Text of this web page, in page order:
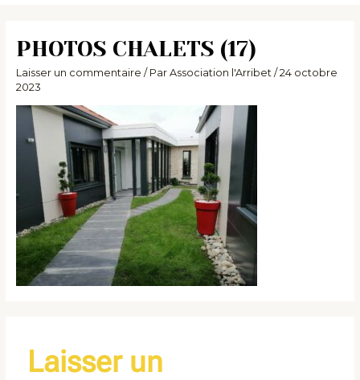
PHOTOS CHALETS (17)
Laisser un commentaire / Par Association l'Arribet / 24 octobre
2023
Laisser un